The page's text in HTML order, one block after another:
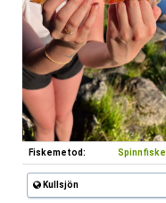
Fiskemetod: Spinnfiske
Kullsjön